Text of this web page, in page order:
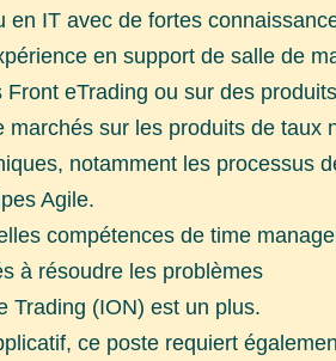
en IT avec de fortes
en support de salle de
Front eTrading ou sur des
marchés sur les produits de
notamment les processus
Agile.
compétences de time
à résoudre les problèmes
Trading (ION) est un plus.
ce poste requiert